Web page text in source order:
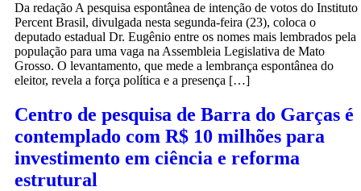
Da redação A pesquisa espontânea de intenção de votos do Instituto
Percent Brasil, divulgada nesta segunda-feira (23), coloca o
deputado estadual Dr. Eugênio entre os nomes mais lembrados pela
população para uma vaga na Assembleia Legislativa de Mato
Grosso. O levantamento, que mede a lembrança espontânea do
eleitor, revela a força política e a presença […]
Centro de pesquisa de Barra do Garças é
contemplado com R$ 10 milhões para
investimento em ciência e reforma
estrutural